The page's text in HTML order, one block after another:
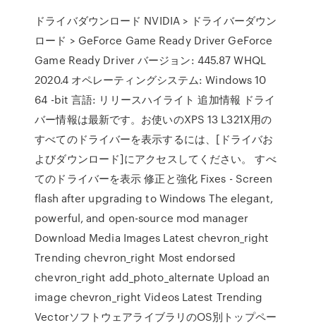
ドライバダウンロード NVIDIA > ドライバーダウン
ロード > GeForce Game Ready Driver GeForce
Game Ready Driver バージョン: 445.87 WHQL
2020.4 オペレーティングシステム: Windows 10
64 -bit 言語: リリースハイライト 追加情報 ドライ
バー情報は最新です。お使いのXPS 13 L321X用の
すべてのドライバーを表示するには、[ドライバお
よびダウンロード]にアクセスしてください。 すべ
てのドライバーを表示 修正と強化 Fixes - Screen
flash after upgrading to Windows The elegant,
powerful, and open-source mod manager
Download Media Images Latest chevron_right
Trending chevron_right Most endorsed
chevron_right add_photo_alternate Upload an
image chevron_right Videos Latest Trending
VectorソフトウェアライブラリのOS別トップペー